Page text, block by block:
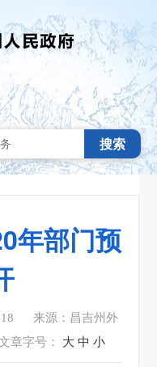
搜索
年部门预
来源：昌吉州外
章字号： 大 中 小